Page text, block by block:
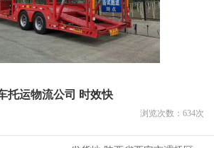
托运物流公司 时效快
浏览次数： 634次